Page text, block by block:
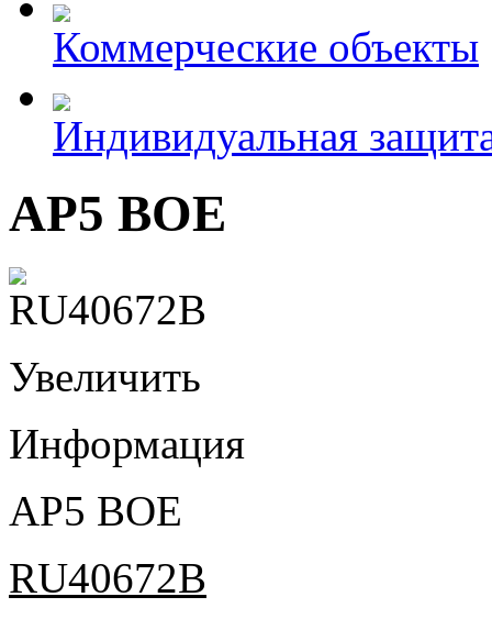
Коммерческие объекты
Индивидуальная
AP5 BOE
Увеличить
Информация
AP5 BOE
RU40672B